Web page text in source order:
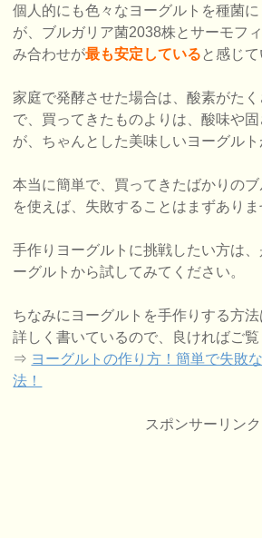
個人的にも色々なヨーグルトを種菌
が、ブルガリア菌2038株とサーモフ
み合わせが最も安定している と感じて
家庭で発酵させた場合は、酸素がた
で、買ってきたものよりは、酸味や
が、ちゃんとした美味しいヨーグルト
本当に簡単で、買ってきたばかりの
を使えば、失敗することはまずありま
手作りヨーグルトに挑戦したい方は
ーグルトから試してみてください。
ちなみにヨーグルトを手作りする方
詳しく書いているので、良ければご覧
⇒ ヨーグルトの作り方！簡単で失敗
法！
スポンサーリンク